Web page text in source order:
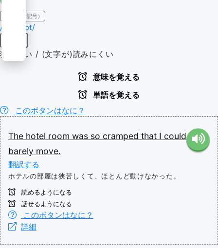
IPA（発音記号）
/kræmpt/
狭苦しい / (文字が)読みにくい
意味を覚える
単語を覚える
このボタンはなに？
The hotel room was so cramped that I could
barely move.
翻訳する
ホテルの部屋は狭苦しくて、ほとんど動けなかった。
読めるようになる
話せるようになる
このボタンはなに？
詳細